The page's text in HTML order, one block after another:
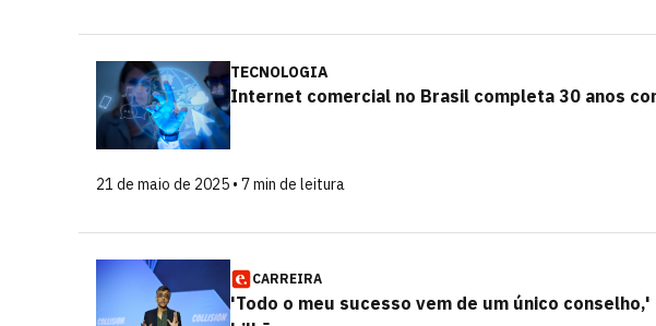
TECNOLOGIA
Internet comercial no Brasil completa 30 anos
21 de maio de 2025 • 7 min de leitura
CARREIRA
'Todo o meu sucesso vem de um único conselho,'